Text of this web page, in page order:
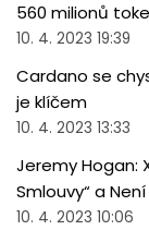
560 milionů
10. 4. 2023 19:39
Cardano se
je klíčem
10. 4. 2023 13:33
Jeremy Hogan:
Smlouvy“ a
10. 4. 2023 10:06